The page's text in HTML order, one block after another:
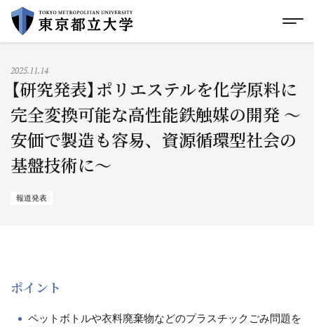
イ
グローバルメニューにスキップ メ
2025.11.14
【研究発表】ポリエステルを化学原料に
完全変換可能な高性能鉄触媒の開発 ～
安価で製造も容易、資源循環型社会の
基盤技術に～
報道発表
ポイント
ペットボトルや衣料廃棄物などのプラスチックごみ問題を